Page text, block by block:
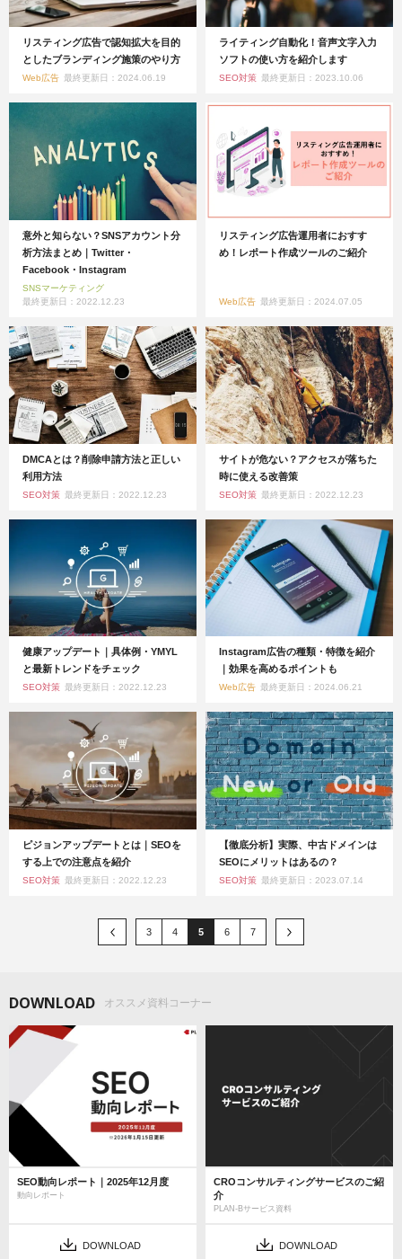
リスティング広告で認知拡大を目的
としたブランディング施策のやり方
Web広告 最終更新日：2024.06.19
ライティング自動化！音声文字入力
ソフトの使い方を紹介します
SEO対策 最終更新日：2023.10.06
意外と知らない？SNSアカウント分
析方法まとめ｜Twitter・
Facebook・Instagram
SNSマーケティング
最終更新日：2022.12.23
リスティング広告運用者におすす
め！レポート作成ツールのご紹介
Web広告 最終更新日：2024.07.05
DMCAとは？削除申請方法と正しい
利用方法
SEO対策 最終更新日：2022.12.23
サイトが危ない？アクセスが落ちた
時に使える改善策
SEO対策 最終更新日：2022.12.23
健康アップデート｜具体例・YMYL
と最新トレンドをチェック
SEO対策 最終更新日：2022.12.23
Instagram広告の種類・特徴を紹介
｜効果を高めるポイントも
Web広告 最終更新日：2024.06.21
ピジョンアップデートとは｜SEOを
する上での注意点を紹介
SEO対策 最終更新日：2022.12.23
【徹底分析】実際、中古ドメインは
SEOにメリットはあるの？
SEO対策 最終更新日：2023.07.14
3 4 5 6 7
DOWNLOAD オススメ資料コーナー
SEO動向レポート｜2025年12月度
動向レポート
DOWNLOAD
CROコンサルティングサービスのご紹
介
PLAN-Bサービス資料
DOWNLOAD